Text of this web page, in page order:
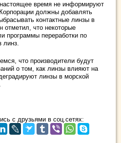
настоящее время не информируют
должны добавлять
контактные линзы в
что некоторые
программы переработки по
линз.
что производители будут
о том, как линзы влияют на
линзы в морской
с друзьями в соц.сетях: